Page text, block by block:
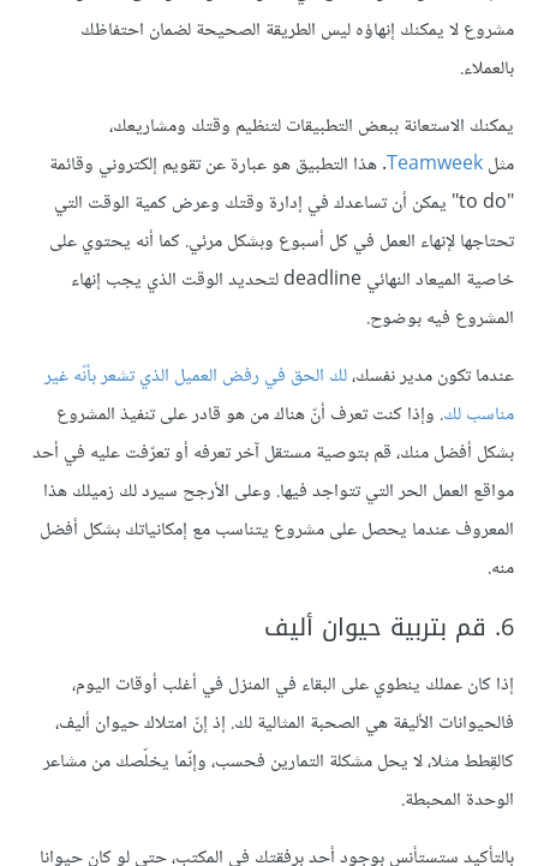
مشروع لا يمكنك إنهاؤه ليس الطريقة الصحيحة لضمان احتفاظك
بالعملاء.
يمكنك الاستعانة ببعض التطبيقات لتنظيم وقتك ومشاريعك،
مثلTeamweek. هذا التطبيق هو عبارة عن تقويم إلكتروني وقائمة
"to do" يمكن أن تساعدك في إدارة وقتك وعرض كمية الوقت التي
تحتاجها لإنهاء العمل في كل أسبوع وبشكل مرئي. كما أنه يحتوي على
خاصية الميعاد النهائي deadline لتحديد الوقت الذي يجب إنهاء
المشروع فيه بوضوح.
عندما تكون مدير نفسك،لك الحق في رفض العميل الذي تشعر بأنّه غير
مناسب لك. وإذا كنت تعرف أنّ هناك من هو قادر على تنفيذ المشروع
بشكل أفضل منك، قم بتوصية مستقل آخر تعرفه أو تعرّفت عليه في أحد
مواقع العمل الحر التي تتواجد فيها. وعلى الأرجح سيرد لك زميلك هذا
المعروف عندما يحصل على مشروع يتناسب مع إمكانياتك بشكل أفضل
منه.
6. قم بتربية حيوان أليف
إذا كان عملك ينطوي على البقاء في المنزل في أغلب أوقات اليوم،
فالحيوانات الأليفة هي الصحبة المثالية لك. إذ إنّ امتلاك حيوان أليف،
كالقِطط مثلا، لا يحل مشكلة التمارين فحسب، وإنّما يخلّصك من مشاعر
الوحدة المحبطة.
بالتأكيد ستستأنس بوجود أحد برفقتك في المكتب، حتى لو كان حيوانا